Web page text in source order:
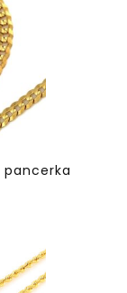
pancerka